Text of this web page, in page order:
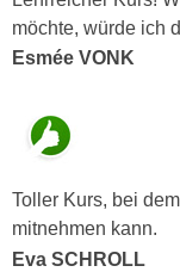
möchte, würde ich
Esmée VONK
Toller Kurs, bei
mitnehmen kann.
Eva SCHROLL
-
J
e
y
z
n
U
n
e
h